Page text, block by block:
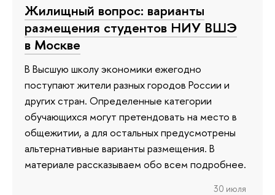
Жилищный вопрос: варианты
размещения студентов НИУ ВШЭ
в Москве
В Высшую школу экономики ежегодно
поступают жители разных городов России и
других стран. Определенные категории
обучающихся могут претендовать на место в
общежитии, а для остальных предусмотрены
альтернативные варианты размещения. В
материале рассказываем обо всем подробнее.
30 июля